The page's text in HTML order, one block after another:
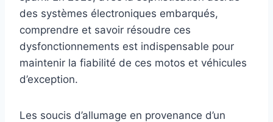
des systèmes électroniques embarqués,
comprendre et savoir résoudre ces
dysfonctionnements est indispensable pour
maintenir la fiabilité de ces motos et véhicules
d’exception.
Les soucis d’allumage en provenance d’un